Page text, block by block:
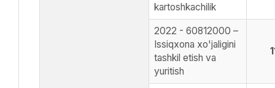
kartoshkachilik
2022 - 60812000 –
Issiqxona xo'jaligini
tashkil etish va
yuritish